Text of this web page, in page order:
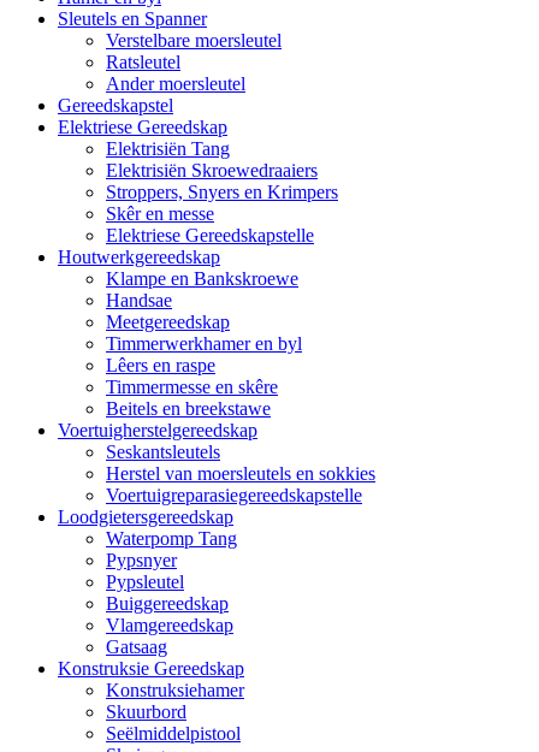
Sleutels en Spanner
Verstelbare moersleutel
Ratsleutel
Ander moersleutel
Gereedskapstel
Elektriese Gereedskap
Elektrisiën Tang
Elektrisiën Skroewedraaiers
Stroppers, Snyers en Krimpers
Skêr en messe
Elektriese Gereedskapstelle
Houtwerkgereedskap
Klampe en Bankskroewe
Handsae
Meetgereedskap
Timmerwerkhamer en byl
Lêers en raspe
Timmermesse en skêre
Beitels en breekstawe
Voertuigherstelgereedskap
Seskantsleutels
Herstel van moersleutels en sokkies
Voertuigreparasiegereedskapstelle
Loodgietersgereedskap
Waterpomp Tang
Pypsnyer
Pypsleutel
Buiggereedskap
Vlamgereedskap
Gatsaag
Konstruksie Gereedskap
Konstruksiehamer
Skuurbord
Seëlmiddelpistool